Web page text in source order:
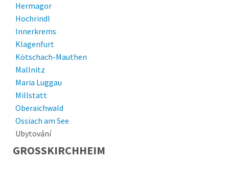
Hermagor
Hochrindl
Innerkrems
Klagenfurt
Kötschach-Mauthen
Mallnitz
Maria Luggau
Millstatt
Oberaichwald
Ossiach am See
Pörtschach
Sankt Kanzian am Klopeiner See
Ubytování
GROSSKIRCHHEIM